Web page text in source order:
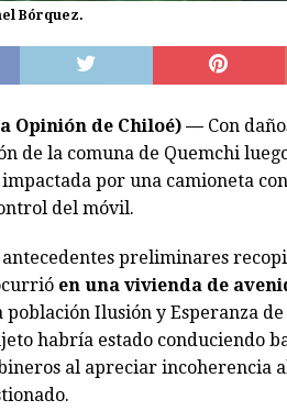
Bórquez.
Opinión de Chiloé) —Con
de la comuna de Quemchi
por una camioneta
del móvil.
antecedentes preliminares
en una vivienda de
población Ilusión y Esperanza
habría estado conduciendo
al apreciar incoherencia